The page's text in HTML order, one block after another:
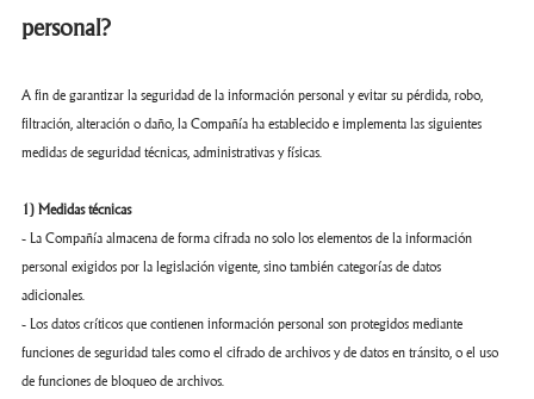
personal?
A fin de garantizar la seguridad de la información personal y evitar su pérdida, robo,
filtración, alteración o daño, la Compañía ha establecido e implementa las siguientes
medidas de seguridad técnicas, administrativas y físicas.
1) Medidas técnicas
- La Compañía almacena de forma cifrada no solo los elementos de la información
personal exigidos por la legislación vigente, sino también categorías de datos
adicionales.
- Los datos críticos que contienen información personal son protegidos mediante
funciones de seguridad tales como el cifrado de archivos y de datos en tránsito, o el uso
de funciones de bloqueo de archivos.